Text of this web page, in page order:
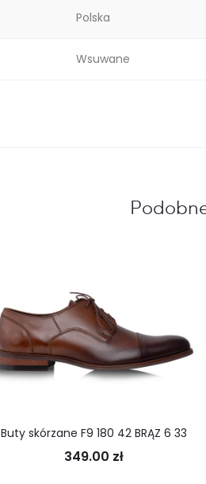
Polska
Wsuwane
Buty skórzane F9 180 42 BRĄZ 6 33
349.00 zł